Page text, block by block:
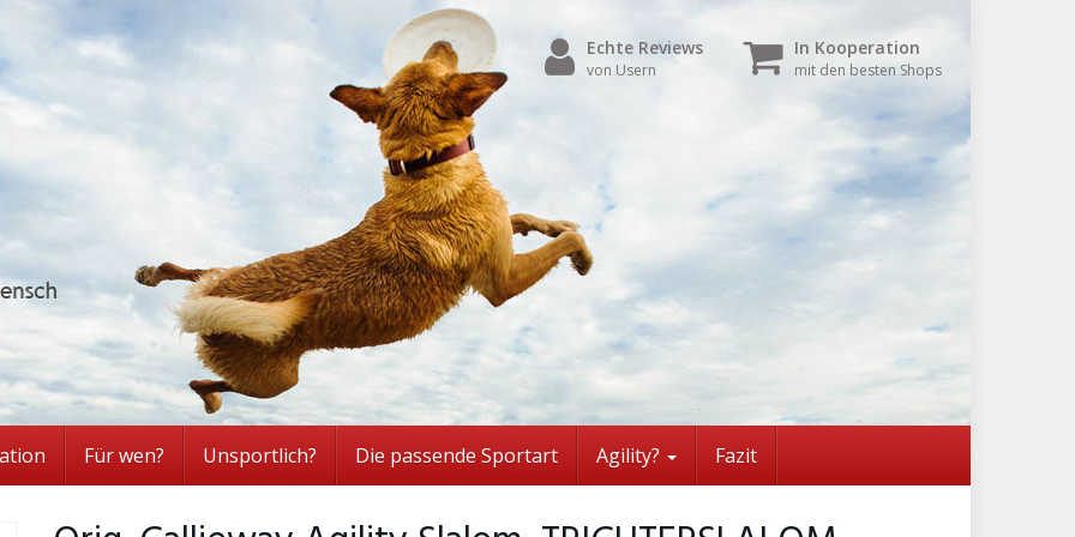
Echte Reviews
von Usern
In Kooperation
mit den besten Shops
Für wen? Unsportlich? Die passende Sportart Agility? Fazit